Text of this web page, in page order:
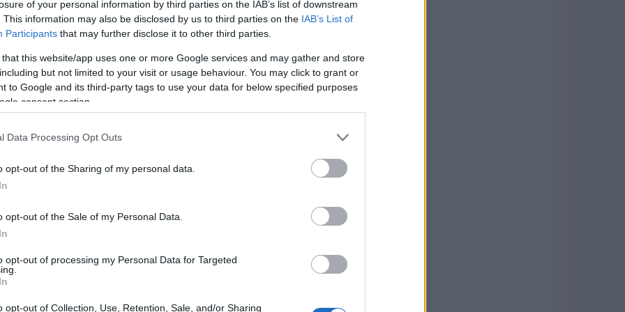
of your personal information by third parties on the IAB’s list of downstream
This information may also be disclosed by us to third parties on the IAB’s List of
Participants that may further disclose it to other third parties.
that this website/app uses one or more Google services and may gather and store
but not limited to your visit or usage behaviour. You may click to grant or
to Google and its third-party tags to use your data for below specified purposes
consent section.
Data Processing Opt Outs
opt-out of the Sharing of my personal data.
opt-out of the Sale of my Personal Data.
opt-out of processing my Personal Data for Targeted
opt-out of Collection, Use, Retention, Sale, and/or Sharing
Gruppi di cammino fuori porta: come
scegliere percorsi sicuri
più semplice, sicuro e piacevole: ecco come
Beatrice Beretta · 30 Giu 2026
FUORI PORTA